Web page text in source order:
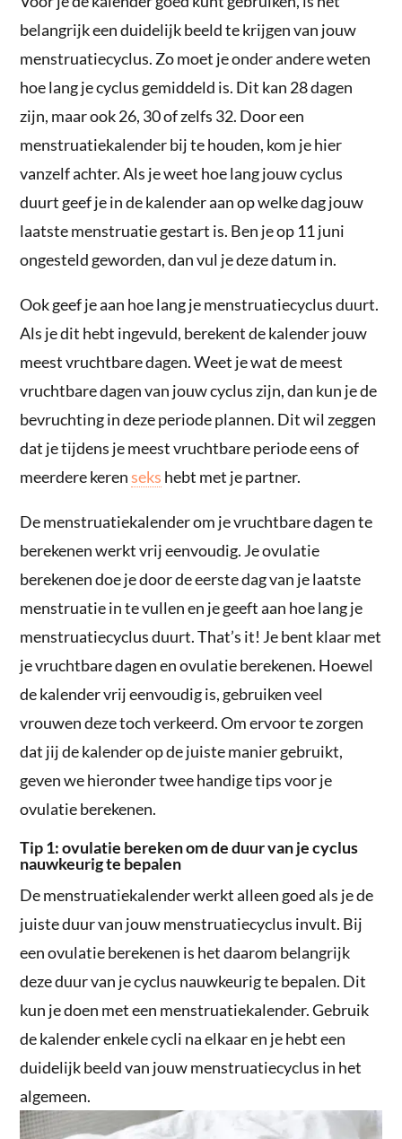
belangrijk een duidelijk beeld te krijgen van jouw
menstruatiecyclus. Zo moet je onder andere weten
hoe lang je cyclus gemiddeld is. Dit kan 28 dagen
zijn, maar ook 26, 30 of zelfs 32. Door een
menstruatiekalender bij te houden, kom je hier
vanzelf achter. Als je weet hoe lang jouw cyclus
duurt geef je in de kalender aan op welke dag jouw
laatste menstruatie gestart is. Ben je op 11 juni
ongesteld geworden, dan vul je deze datum in.
Ook geef je aan hoe lang je menstruatiecyclus duurt.
Als je dit hebt ingevuld, berekent de kalender jouw
meest vruchtbare dagen. Weet je wat de meest
vruchtbare dagen van jouw cyclus zijn, dan kun je de
bevruchting in deze periode plannen. Dit wil zeggen
dat je tijdens je meest vruchtbare periode eens of
meerdere kerenseks hebt met je partner.
De menstruatiekalender om je vruchtbare dagen te
berekenen werkt vrij eenvoudig. Je ovulatie
berekenen doe je door de eerste dag van je laatste
menstruatie in te vullen en je geeft aan hoe lang je
menstruatiecyclus duurt. That’s it! Je bent klaar met
je vruchtbare dagen en ovulatie berekenen. Hoewel
de kalender vrij eenvoudig is, gebruiken veel
vrouwen deze toch verkeerd. Om ervoor te zorgen
dat jij de kalender op de juiste manier gebruikt,
geven we hieronder twee handige tips voor je
ovulatie berekenen.
Tip 1: ovulatie bereken om de duur van je cyclus
nauwkeurig te bepalen
De menstruatiekalender werkt alleen goed als je de
juiste duur van jouw menstruatiecyclus invult. Bij
een ovulatie berekenen is het daarom belangrijk
deze duur van je cyclus nauwkeurig te bepalen. Dit
kun je doen met een menstruatiekalender. Gebruik
de kalender enkele cycli na elkaar en je hebt een
duidelijk beeld van jouw menstruatiecyclus in het
algemeen.